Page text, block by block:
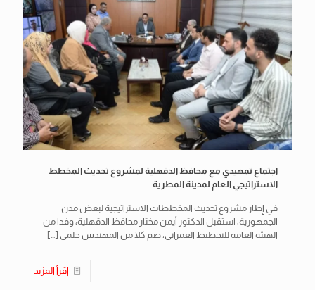
اجتماع تمهيدي مع محافظ الدقهلية لمشروع تحديث المخطط
الاستراتيجي العام لمدينة المطرية
في إطار مشروع تحديث المخططات الاستراتيجية لبعض مدن
الجمهورية، استقبل الدكتور أيمن مختار محافظ الدقهلية، وفدا من
الهيئة العامة للتخطيط العمراني، ضم كلا من المهندس حلمي […]
إقرأ المزيد